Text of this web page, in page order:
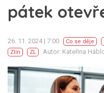
pátek
26. 11. 2024 | 7:00 Co se děje
Zlín
ZL Autor: Kateřina